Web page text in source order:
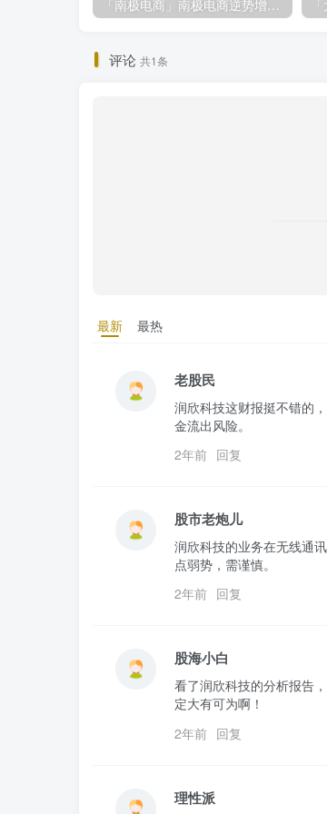
「南极电商」南极电商逆势增长，股价飙升背后的秘密武器！
评论 共1条
最新 最热
老股民
润欣科技这财报挺不错的
金流出风险。
2年前 回复
股市老炮儿
润欣科技的业务在无线通
点弱势，需谨慎。
2年前 回复
股海小白
看了润欣科技的分析报告
定大有可为啊！
2年前 回复
理性派